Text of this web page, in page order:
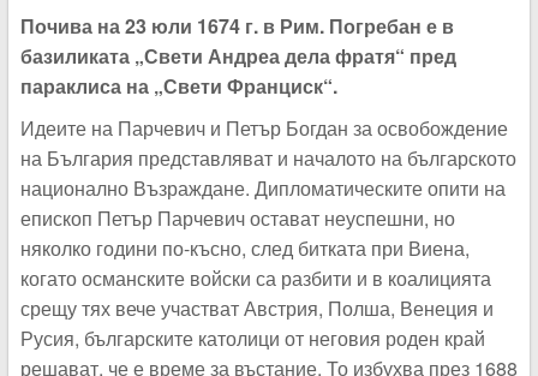
Почива на 23 юли 1674 г. в Рим. Погребан е в
базиликата „Свети Андреа дела фратя“ пред
параклиса на „Свети Франциск“.
Идеите на Парчевич и Петър Богдан за освобождение
на България представляват и началото на българското
национално Възраждане. Дипломатическите опити на
епископ Петър Парчевич остават неуспешни, но
няколко години по-късно, след битката при Виена,
когато османските войски са разбити и в коалицията
срещу тях вече участват Австрия, Полша, Венеция и
Русия, българските католици от неговия роден край
решават, че е време за въстание. То избухва през 1688